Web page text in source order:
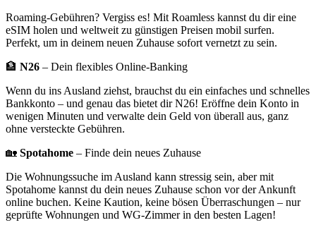
Roaming-Gebühren? Vergiss es! Mit Roamless kannst du dir eine
eSIM holen und weltweit zu günstigen Preisen mobil surfen.
Perfekt, um in deinem neuen Zuhause sofort vernetzt zu sein.
🏦 N26 – Dein flexibles Online-Banking
Wenn du ins Ausland ziehst, brauchst du ein einfaches und schnelles
Bankkonto – und genau das bietet dir N26! Eröffne dein Konto in
wenigen Minuten und verwalte dein Geld von überall aus, ganz
ohne versteckte Gebühren.
🏡 Spotahome – Finde dein neues Zuhause
Die Wohnungssuche im Ausland kann stressig sein, aber mit
Spotahome kannst du dein neues Zuhause schon vor der Ankunft
online buchen. Keine Kaution, keine bösen Überraschungen – nur
geprüfte Wohnungen und WG-Zimmer in den besten Lagen!